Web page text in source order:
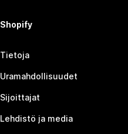
Shopify
Tietoja
Uramahdollisuudet
Sijoittajat
Lehdistö ja media